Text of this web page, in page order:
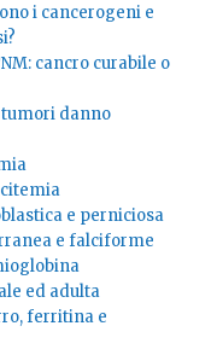
i cancerogeni e
cancro curabile o
tumori danno
e perniciosa
e falciforme
ed adulta
ferritina e